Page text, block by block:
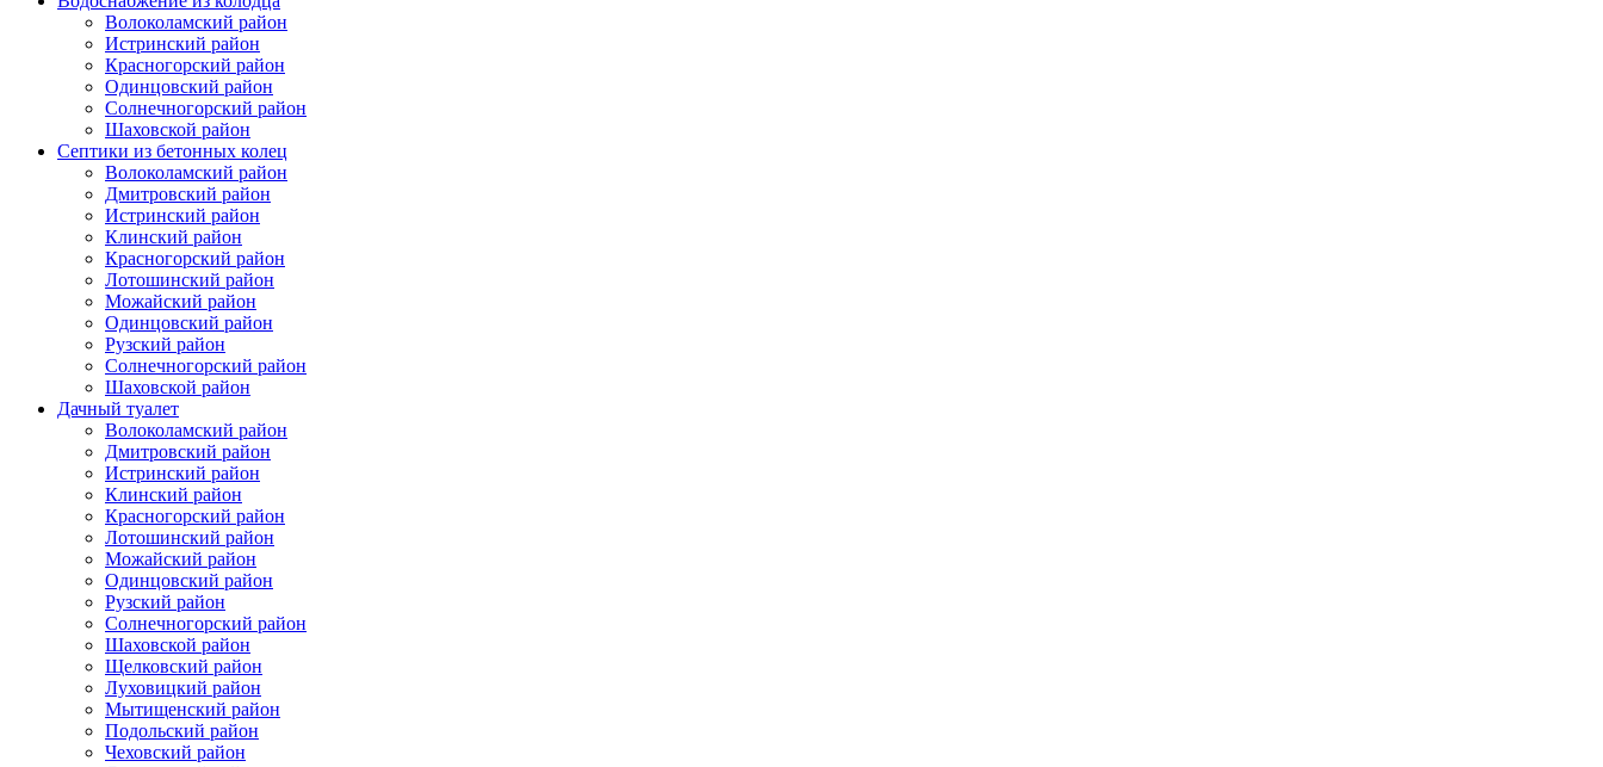
Волоколамский район
Истринский район
Красногорский район
Одинцовский район
Солнечногорский район
Шаховской район
Септики из бетонных колец
Волоколамский район
Дмитровский район
Истринский район
Клинский район
Красногорский район
Лотошинский район
Можайский район
Одинцовский район
Рузский район
Солнечногорский район
Шаховской район
Дачный туалет
Волоколамский район
Дмитровский район
Истринский район
Клинский район
Красногорский район
Лотошинский район
Можайский район
Одинцовский район
Рузский район
Солнечногорский район
Шаховской район
Щелковский район
Луховицкий район
Мытищенский район
Подольский район
Чеховский район